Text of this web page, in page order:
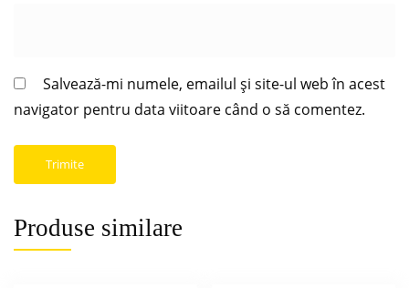
Salvează-mi numele, emailul și site-ul web în acest
navigator pentru data viitoare când o să comentez.
Produse similare